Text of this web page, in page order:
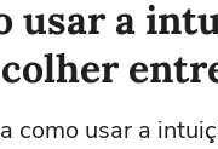
usar a
como usar a